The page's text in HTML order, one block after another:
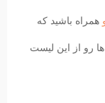
همراه باشید که
رو از این لیست